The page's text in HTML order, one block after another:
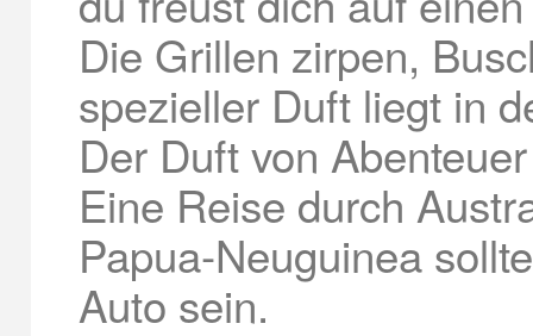
Die Grillen zirpen,
spezieller Duft liegt in
Der Duft von
Eine Reise durch
Papua-Neuguinea
Auto sein.